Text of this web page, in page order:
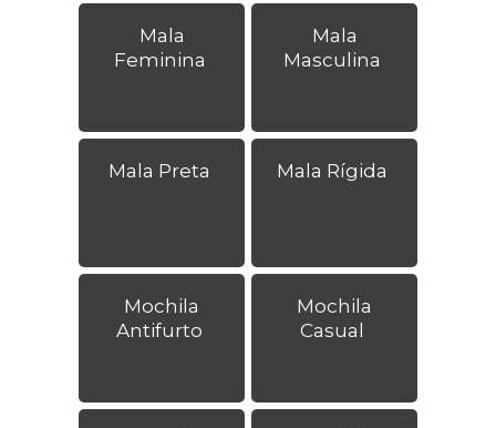
Mala
Feminina
Mala
Masculina
Mala Preta Mala Rígida
Mochila
Antifurto
Mochila
Casual